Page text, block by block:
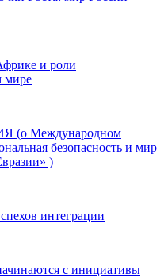
и роли
мире
Международном
безопасность и мир
)
интеграции
с инициативы